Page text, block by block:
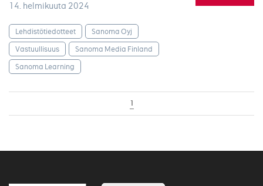
14. helmikuuta 2024
Lehdistötiedotteet
Sanoma Oyj
Vastuullisuus
Sanoma Media Finland
Sanoma Learning
1